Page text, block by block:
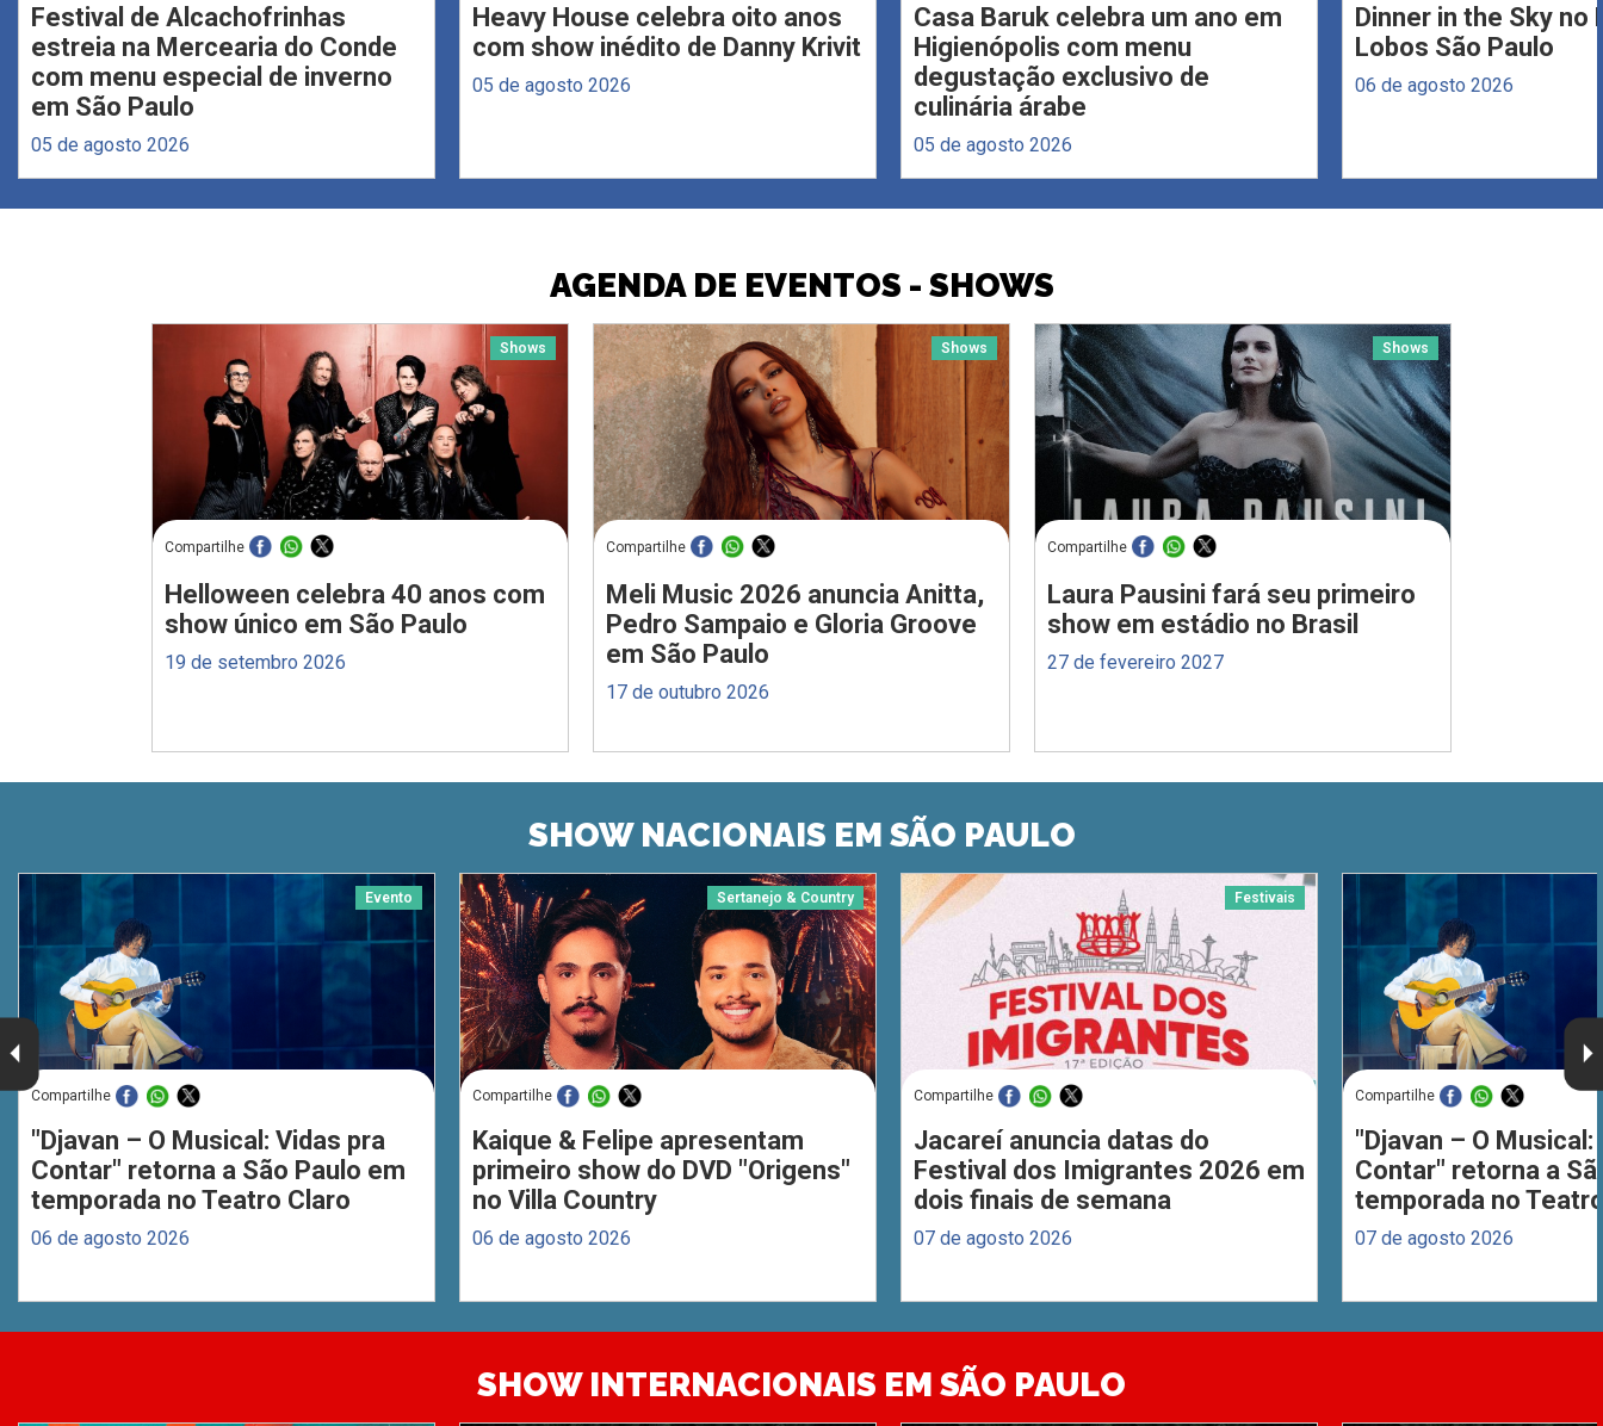
Festival de Alcachofrinhas
estreia na Mercearia do Conde
com menu especial de inverno
em São Paulo
05 de agosto 2026
Heavy House celebra oito anos
com show inédito de Danny Krivit
05 de agosto 2026
Casa Baruk celebra um ano em
Higienópolis com menu
degustação exclusivo de
culinária árabe
05 de agosto 2026
Dinner in the Sky no
Lobos São Paulo
06 de agosto 2026
AGENDA DE EVENTOS - SHOWS
Shows
Compartilhe
Helloween celebra 40 anos com
show único em São Paulo
19 de setembro 2026
Shows
Compartilhe
Meli Music 2026 anuncia Anitta,
Pedro Sampaio e Gloria Groove
em São Paulo
17 de outubro 2026
Shows
Compartilhe
Laura Pausini fará seu primeiro
show em estádio no Brasil
27 de fevereiro 2027
SHOW NACIONAIS EM SÃO PAULO
Evento
Compartilhe
"Djavan – O Musical: Vidas pra
Contar" retorna a São Paulo em
temporada no Teatro Claro
06 de agosto 2026
Sertanejo & Country
Compartilhe
Kaique & Felipe apresentam
primeiro show do DVD "Origens"
no Villa Country
06 de agosto 2026
Festivais
Compartilhe
Jacareí anuncia datas do
Festival dos Imigrantes 2026 em
dois finais de semana
07 de agosto 2026
Compartilhe
"Djavan – O Musical:
Contar" retorna a
temporada no
07 de agosto 2026
SHOW INTERNACIONAIS EM SÃO PAULO